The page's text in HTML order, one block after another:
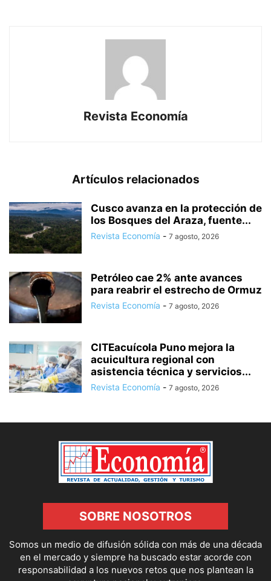
Revista Economía
Artículos relacionados
Cusco avanza en la protección de
los Bosques del Araza, fuente...
Revista Economía - 7 agosto, 2026
Petróleo cae 2% ante avances
para reabrir el estrecho de Ormuz
Revista Economía - 7 agosto, 2026
CITEacuícola Puno mejora la
acuicultura regional con
asistencia técnica y servicios...
Revista Economía - 7 agosto, 2026
SOBRE NOSOTROS
Somos un medio de difusión sólida con más de una década
en el mercado y siempre ha buscado estar acorde con
responsabilidad a los nuevos retos que nos plantean la